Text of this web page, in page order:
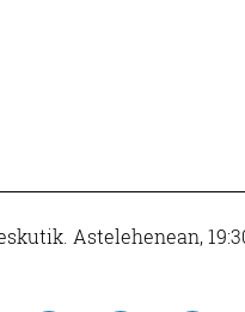
Astelehenean,